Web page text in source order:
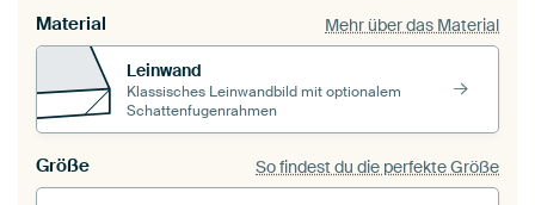
Material Mehr über das Material
Leinwand
Klassisches Leinwandbild mit optionalem
Schattenfugenrahmen
Größe So findest du die perfekte Größe